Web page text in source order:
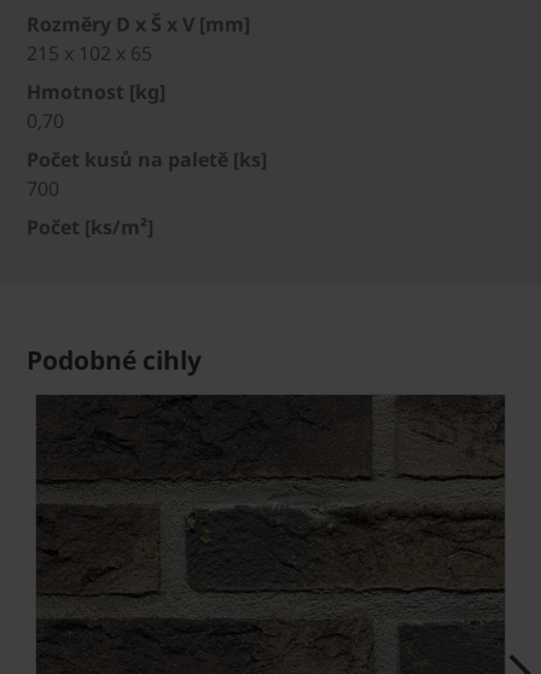
Rozměry D x Š x V [mm]
215 x 102 x 65
Hmotnost [kg]
0,70
Počet kusů na paletě [ks]
700
Počet [ks/m²]
Podobné cihly